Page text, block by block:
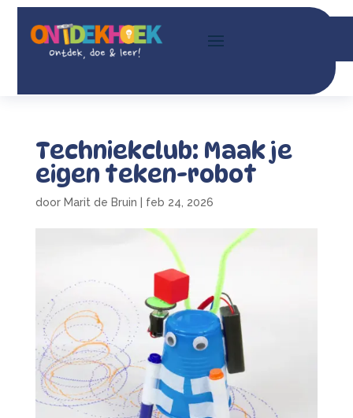
Techniekclub: Maak je
eigen teken-robot
door Marit de Bruin feb 24, 2026